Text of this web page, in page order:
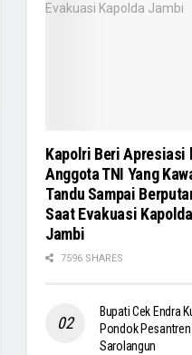
Kapolri Beri Apresiasi
Anggota TNI Yang
Tandu Sampai
Saat Evakuasi Kapolda
Jambi
7596 SHARES
Bupati Cek Endra
Pondok
Sarolangun